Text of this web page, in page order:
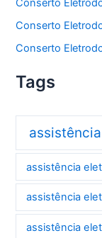
Conserto
Conserto
Conserto
Tags
assistência
assistência
assistência
assistência